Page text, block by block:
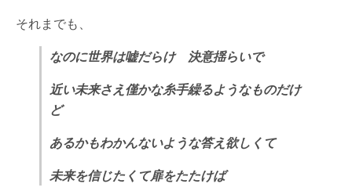
それまでも、
なのに世界は嘘だらけ 決意揺らいで
近い未来さえ僅かな糸手繰るようなものだけ
ど
あるかもわかんないような答え欲しくて
未来を信じたくて扉をたたけば